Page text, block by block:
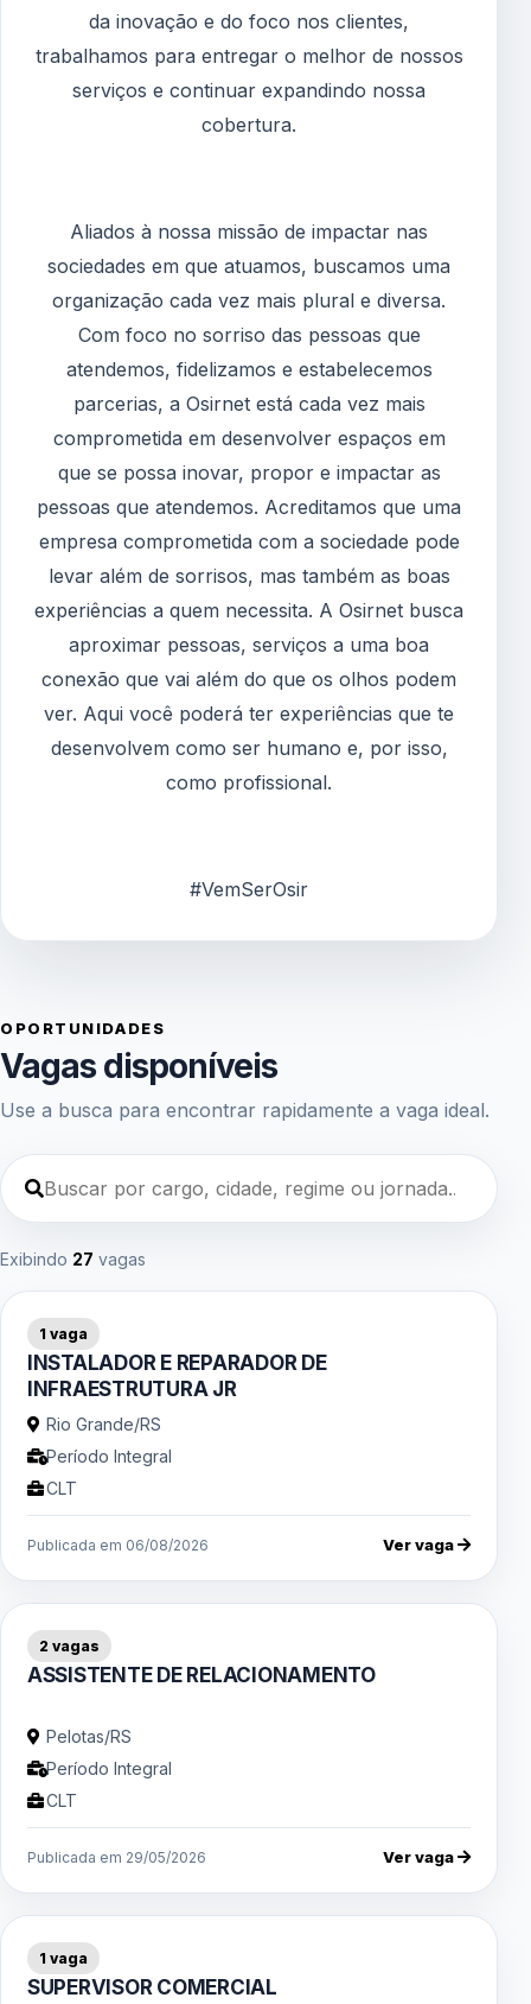
da inovação e do foco nos clientes,
trabalhamos para entregar o melhor de nossos
serviços e continuar expandindo nossa
cobertura.
Aliados à nossa missão de impactar nas
sociedades em que atuamos, buscamos uma
organização cada vez mais plural e diversa.
Com foco no sorriso das pessoas que
atendemos, fidelizamos e estabelecemos
parcerias, a Osirnet está cada vez mais
comprometida em desenvolver espaços em
que se possa inovar, propor e impactar as
pessoas que atendemos. Acreditamos que uma
empresa comprometida com a sociedade pode
levar além de sorrisos, mas também as boas
experiências a quem necessita. A Osirnet busca
aproximar pessoas, serviços a uma boa
conexão que vai além do que os olhos podem
ver. Aqui você poderá ter experiências que te
desenvolvem como ser humano e, por isso,
como profissional.
#VemSerOsir
OPORTUNIDADES
Vagas disponíveis
Use a busca para encontrar rapidamente a vaga ideal.
Exibindo 27 vagas
1 vaga
INSTALADOR E REPARADOR DE
INFRAESTRUTURA JR
Rio Grande/RS
Período Integral
CLT
Publicada em 06/08/2026 Ver vaga
2 vagas
ASSISTENTE DE RELACIONAMENTO
Pelotas/RS
Período Integral
CLT
Publicada em 29/05/2026 Ver vaga
1 vaga
SUPERVISOR COMERCIAL